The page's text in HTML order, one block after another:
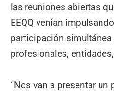
las reuniones abiertas
EEQQ venían
participación simultánea
profesionales,
“Nos van a presentar un